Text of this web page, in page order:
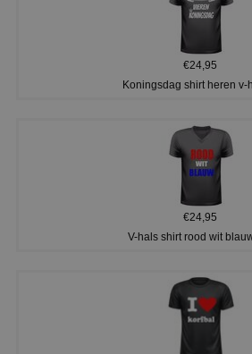
€24,95
Koningsdag shirt heren v-
€24,95
V-hals shirt rood wit blauw